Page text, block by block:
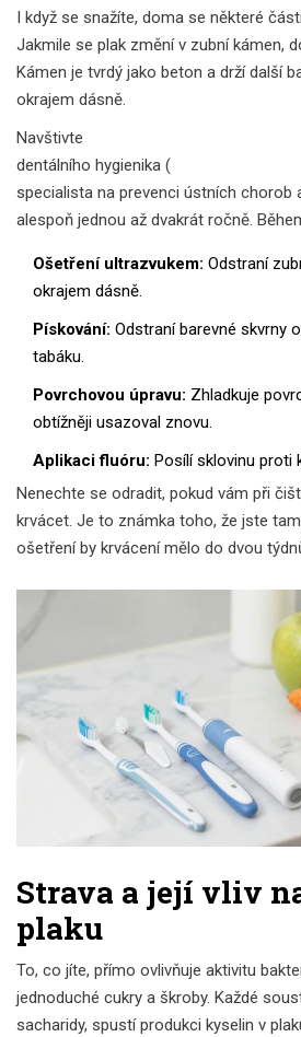
I když se snažíte, doma se některé
Jakmile se plak změní v zubní kámen,
Kámen je tvrdý jako beton a drží další
okrajem dásně.
Navštivte
dentálního hygienika (
specialista na prevenci ústních chorob
alespoň jednou až dvakrát ročně.
Ošetření ultrazvukem: Odstraní
okrajem dásně.
Pískování: Odstraní barevné skvrny
tabáku.
Povrchovou úpravu: Zhladkuje
obtížněji usazoval znovu.
Aplikaci fluóru: Posílí sklovinu proti
Nenechte se odradit, pokud vám při
krvácet. Je to známka toho, že jste
ošetření by krvácení mělo do dvou
Strava a její vliv
plaku
To, co jíte, přímo ovlivňuje aktivitu
jednoduché cukry a škroby. Každé
sacharidy, spustí produkci kyselin v